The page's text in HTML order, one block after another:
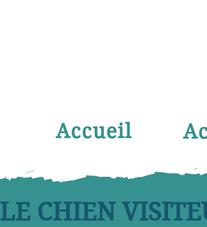
Accueil
LE CHIEN